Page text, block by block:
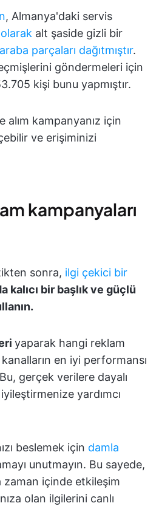
, Almanya'daki servis
olarak alt şaside gizli bir
araba parçaları dağıtmıştır.
göndermeleri için
kişi bunu yapmıştır.
alım kampanyanız için
ve erişiminizi
kampanyaları
sonra, ilgi çekici bir
kalıcı bir başlık ve güçlü
yaparak hangi reklam
en iyi performansı
gerçek verilere dayalı
iyileştirmenize yardımcı
beslemek için damla
unutmayın. Bu sayede,
içinde etkileşim
olan ilgilerini canlı